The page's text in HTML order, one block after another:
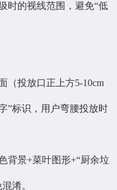
的视线范围，避免“低
投放口正上方5-10cm
”标识，用户弯腰投放时
景+菜叶图形+“厨余垃
淆。